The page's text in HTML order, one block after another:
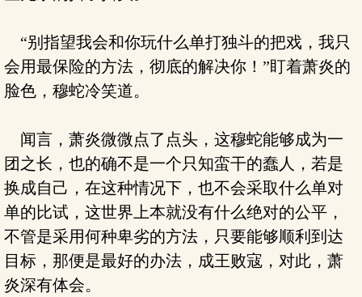
“别指望我会和你玩什么单打独斗的把戏，我只
会用最保险的方法，彻底的解决你！”盯着萧炎的
脸色，穆蛇冷笑道。
闻言，萧炎微微点了点头，这穆蛇能够成为一
团之长，也的确不是一个只知蛮干的蠢人，若是
换成自己，在这种情况下，也不会采取什么单对
单的比试，这世界上本就没有什么绝对的公平，
不管是采用何种卑劣的方法，只要能够顺利到达
目标，那便是最好的办法，成王败寇，对此，萧
炎深有体会。